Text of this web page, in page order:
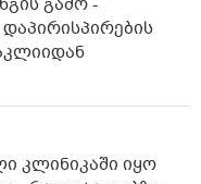
კლინიკაში იყო